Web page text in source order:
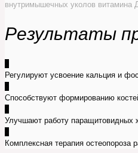
внутримышечных уколов витамина
Результаты
Регулируют усвоение кальция и
Способствуют формированию
Улучшают работу паращитовидных
Комплексная терапия остеопороза